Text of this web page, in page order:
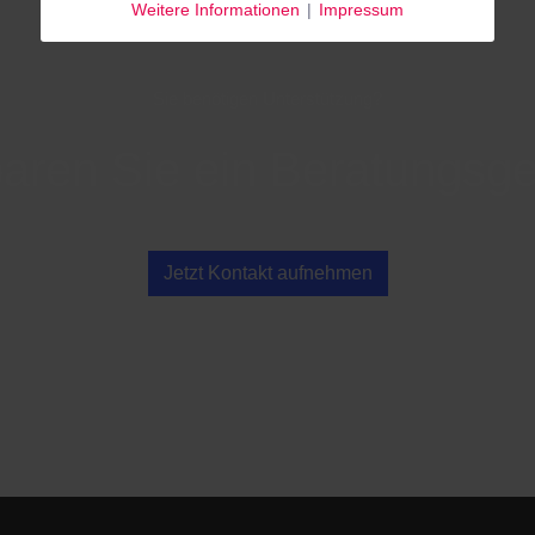
Jetzt Kontakt aufnehmen
Weitere Informationen | Impressum